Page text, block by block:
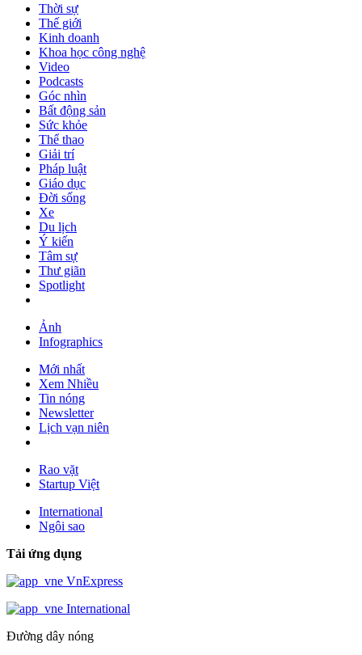
Thời sự
Thế giới
Kinh doanh
Khoa học công nghệ
Video
Podcasts
Góc nhìn
Bất động sản
Sức khỏe
Thể thao
Giải trí
Pháp luật
Giáo dục
Đời sống
Xe
Du lịch
Ý kiến
Tâm sự
Thư giãn
Spotlight
Ảnh
Infographics
Mới nhất
Xem Nhiều
Tin nóng
Newsletter
Lịch vạn niên
Rao vặt
Startup Việt
International
Ngôi sao
Tải ứng dụng
VnExpress
International
Đường dây nóng